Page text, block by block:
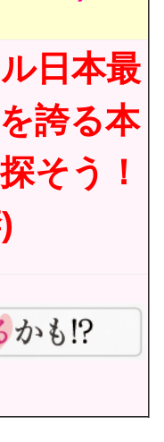
日本最
誇る本
そう！